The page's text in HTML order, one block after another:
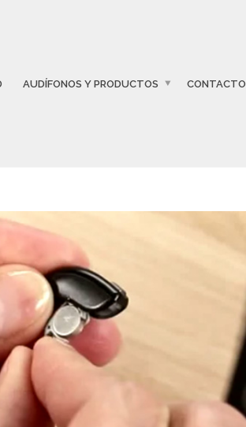
AUDÍFONOS Y PRODUCTOS CONTACTO